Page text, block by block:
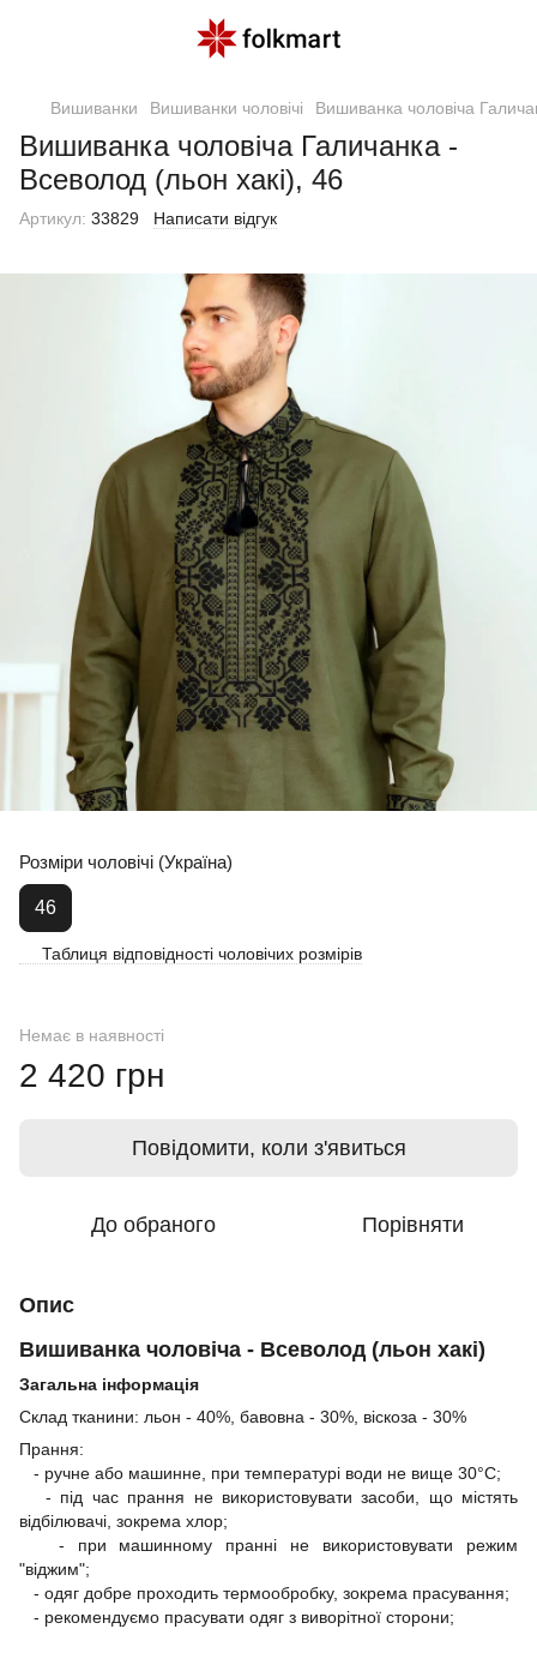
Вишиванки Вишиванки чоловічі Вишиванка чоловіча
Вишиванка чоловіча Галичанка -
Всеволод (льон хакі), 46
Артикул: 33829 Написати відгук
Розміри чоловічі (Україна)
46
Таблиця відповідності чоловічих розмірів
Немає в наявності
2 420 грн
Повідомити, коли з'явиться
До обраного Порівняти
Опис
Вишиванка чоловіча - Всеволод (льон хакі)
Загальна інформація
Склад тканини: льон - 40%, бавовна - 30%, віскоза - 30%
Прання:
- ручне або машинне, при температурі води не вище 30°C;
- під час прання не використовувати засоби, що містять
відбілювачі, зокрема хлор;
- при машинному пранні не використовувати режим
"віджим";
- одяг добре проходить термообробку, зокрема прасування;
- рекомендуємо прасувати одяг з виворітної сторони;